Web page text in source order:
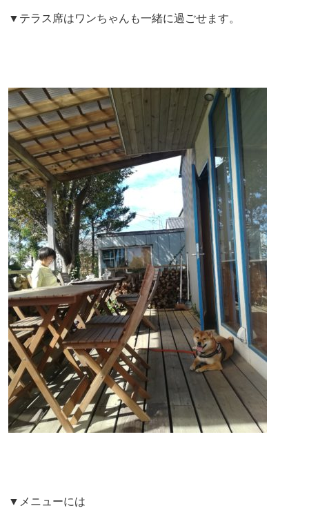
▼テラス席はワンちゃんも一緒に過ごせます。
▼メニューには